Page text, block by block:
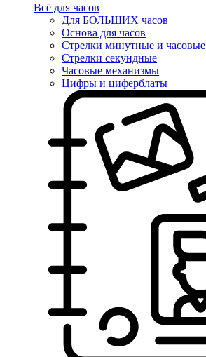
Всё для часов
Для БОЛЬШИХ часов
Основа для часов
Стрелки минутные и часовые
Стрелки секундные
Часовые механизмы
Цифры и циферблаты